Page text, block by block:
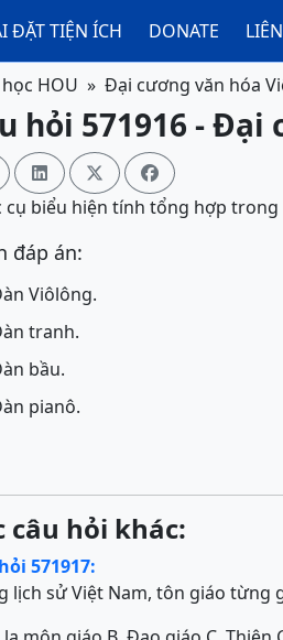
ĐẶT TIỆN ÍCH DONATE
HOU Đại cương văn hóa
hỏi 571916 -
  
cụ biểu hiện tính tổng hợp
đáp án:
Viôlông.
tranh.
bầu.
pianô.
câu hỏi khác:
571917:
lịch sử Việt Nam, tôn giáo từng